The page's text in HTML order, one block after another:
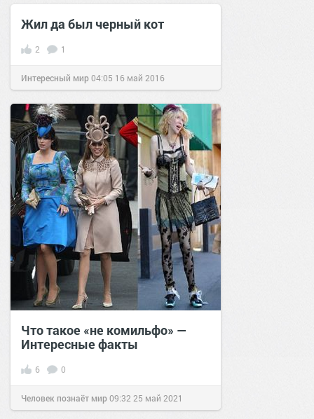
Жил да был черный кот
2 1
Интересный мир04:05 16 май 2016
Что такое «не комильфо» —
Интересные факты
6 0
Человек познаёт мир09:32 25 май 2021